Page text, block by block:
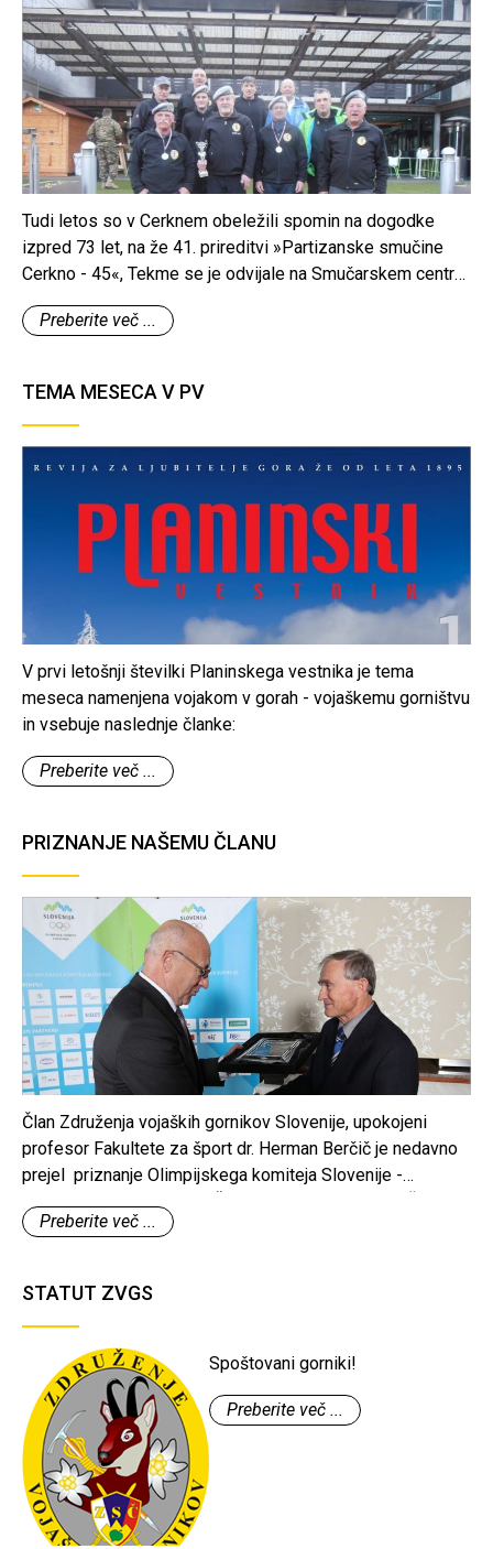
Tudi letos so v Cerknem obeležili spomin na dogodke
izpred 73 let, na že 41. prireditvi »Partizanske smučine
Cerkno - 45«, Tekme se je odvijale na Smučarskem centru
Cerkno in kot je to že običaj, so se jih udeležili tudi člani
Združenja vojaških gornikov Slovenije.
Preberite več ...
TEMA MESECA V PV
V prvi letošnji številki Planinskega vestnika je tema
meseca namenjena vojakom v gorah - vojaškemu gorništvu
in vsebuje naslednje članke:
Preberite več ...
PRIZNANJE NAŠEMU ČLANU
Član Združenja vojaških gornikov Slovenije, upokojeni
profesor Fakultete za šport dr. Herman Berčič je nedavno
prejel priznanje Olimpijskega komiteja Slovenije -
Združenja športnih zvez, ČASTNO LISTINO OKS-ZŠZ, ki
mu jo je podelil predsednik Olimpijskega komiteja
Preberite več ...
STATUT ZVGS
Spoštovani gorniki!
Preberite več ...